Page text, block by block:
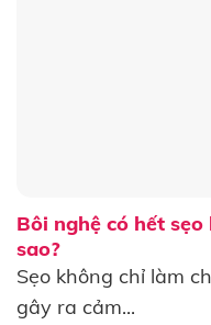
Bôi nghệ có hết
sao?
Sẹo không chỉ làm
gây ra cảm...